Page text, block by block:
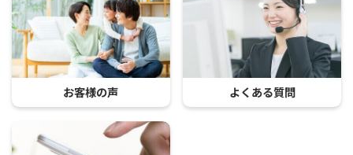
お客様の声 よくある質問